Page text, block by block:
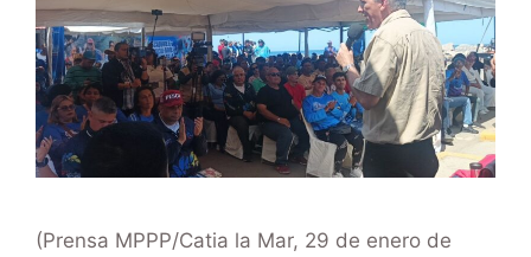
(Prensa MPPP/Catia la Mar, 29 de enero de